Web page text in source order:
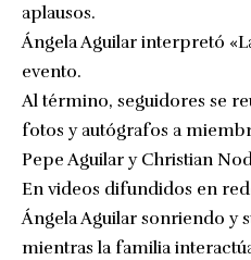
aplausos.
Ángela Aguilar interpretó
evento.
Al término, seguidores se
fotos y autógrafos a
Pepe Aguilar y Christian
En videos difundidos en
Ángela Aguilar sonriendo y
mientras la familia